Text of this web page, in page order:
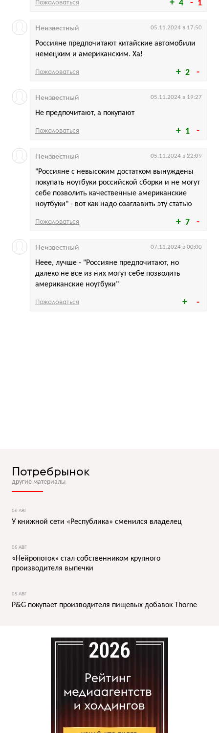
4 1
Пожаловаться
2
Россияне предпочитают китайские автомобили
немецким и американским. Ха!
Неизвестный 05.11.2024 в 17:50
Пожаловаться
1
Не предпочитают, а покупают
Неизвестный 05.11.2024 в 19:27
Пожаловаться
7
"Россияне с невысоким достатком вынуждены
покупать ноутбуки российской сборки и не могут
себе позволить качественные американские
ноутбуки" - вот как надо озаглавить эту статью
Неизвестный 05.11.2024 в 22:09
Пожаловаться
Неее, лучше - "Россияне предпочитают, но
далеко не все из них могут себе позволить
американские ноутбуки"
Неизвестный 07.11.2024 в 00:00
Пожаловаться
Потребрынок
другие материалы
06 АВГ
У книжной сети «Республика» сменился владелец
05 АВГ
«Нейропоток» стал собственником крупного
производителя выпечки
05 АВГ
P&G покупает производителя пищевых добавок Thorne